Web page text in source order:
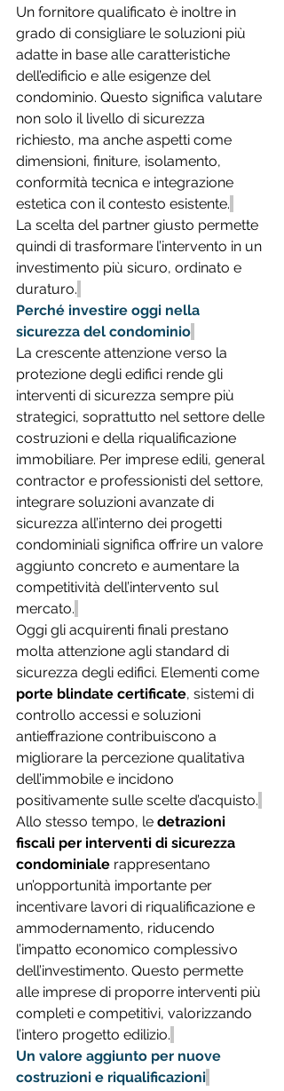
Un fornitore qualificato è inoltre in
grado di consigliare le soluzioni più
adatte in base alle caratteristiche
dell’edificio e alle esigenze del
condominio. Questo significa valutare
non solo il livello di sicurezza
richiesto, ma anche aspetti come
dimensioni, finiture, isolamento,
conformità tecnica e integrazione
estetica con il contesto esistente.
La scelta del partner giusto permette
quindi di trasformare l’intervento in un
investimento più sicuro, ordinato e
duraturo.
Perché investire oggi nella
sicurezza del condominio
La crescente attenzione verso la
protezione degli edifici rende gli
interventi di sicurezza sempre più
strategici, soprattutto nel settore delle
costruzioni e della riqualificazione
immobiliare. Per imprese edili, general
contractor e professionisti del settore,
integrare soluzioni avanzate di
sicurezza all’interno dei progetti
condominiali significa offrire un valore
aggiunto concreto e aumentare la
competitività dell’intervento sul
mercato.
Oggi gli acquirenti finali prestano
molta attenzione agli standard di
sicurezza degli edifici. Elementi come
porte blindate certificate, sistemi di
controllo accessi e soluzioni
antieffrazione contribuiscono a
migliorare la percezione qualitativa
dell’immobile e incidono
positivamente sulle scelte d’acquisto.
Allo stesso tempo, le detrazioni
fiscali per interventi di sicurezza
condominiale rappresentano
un’opportunità importante per
incentivare lavori di riqualificazione e
ammodernamento, riducendo
l’impatto economico complessivo
dell’investimento. Questo permette
alle imprese di proporre interventi più
completi e competitivi, valorizzando
l’intero progetto edilizio.
Un valore aggiunto per nuove
costruzioni e riqualificazioni